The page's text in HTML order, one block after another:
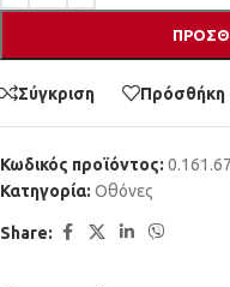
Σύγκριση Πρόσθήκη
Κωδικός προϊόντος:
Κατηγορία: Οθόνες
Share: